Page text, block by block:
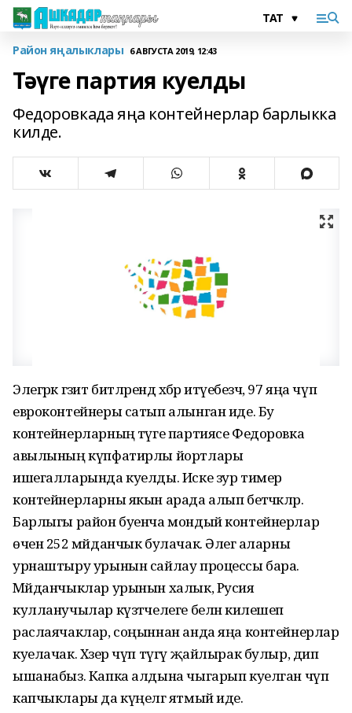
Район яңалыклары 6 АВГУСТА 2019, 12:43
Тәүге партия куелды
Федоровкада яңа контейнерлар барлыкка
килде.
Элегрәк гәзит битләрендә хәбәр итүебезчә, 97 яңа чүп
евроконтейнеры сатып алынган иде. Бу
контейнерларның тәүге партиясе Федоровка
авылының күпфатирлы йортлары
ишегалларында куелды. Иске зур тимер
контейнерларны якын арада алып бетәчәкләр.
Барлыгы район буенча мондый контейнерлар
өчен 252 мәйданчык булачак. Әлегә аларны
урнаштыру урынын сайлау процессы бара.
Мәйданчыклар урынын халык, Русия
кулланучылар күзәтчелеге белән килешеп
раслаячаклар, соңыннан анда яңа контейнерлар
куелачак. Хәзер чүп түгү җайлырак булыр, дип
ышанабыз. Капка алдына чыгарып куелган чүп
капчыклары да күңелгә ятмый иде.